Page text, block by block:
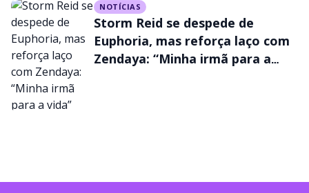
Tela Quente hoje: Globo exibe
thriller de suspense com
Storm Reid nesta segunda (26)
NOTÍCIAS
Storm Reid se despede de
Euphoria, mas reforça laço com
Zendaya: “Minha irmã para a